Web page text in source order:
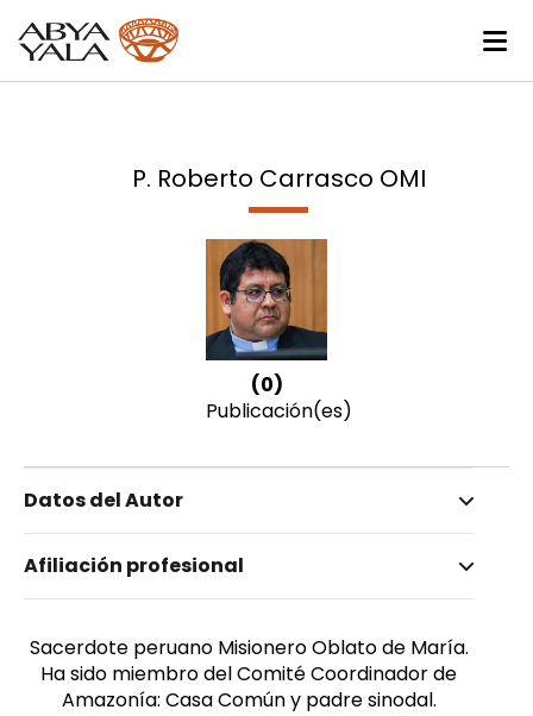
P. Roberto Carrasco OMI
(0)
Publicación(es)
Datos del Autor
Carrasco OMI, P. Roberto
Masculino
Afiliación profesional
Sacerdote peruano Misionero Oblato de María.
Ha sido miembro del Comité Coordinador de
Amazonía: Casa Común y padre sinodal.